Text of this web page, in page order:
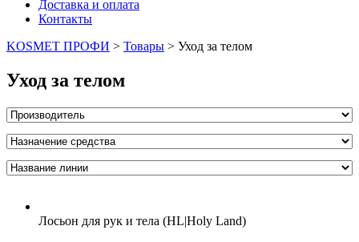
Доставка и оплата
Контакты
KOSMET ПРОФИ > Товары > Уход за телом
Уход за телом
Лосьон для рук и тела (HL|Holy Land)